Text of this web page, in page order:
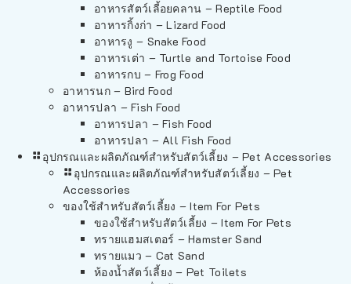
อาหารสัตว์เลี้อยคลาน – Reptile Food
อาหารกิ้งก่า – Lizard Food
อาหารงู – Snake Food
อาหารเต่า – Turtle and Tortoise Food
อาหารกบ – Frog Food
อาหารนก – Bird Food
อาหารปลา – Fish Food
อาหารปลา – Fish Food
อาหารปลา – All Fish Food
อุปกรณและผลิตภัณฑ์สำหรับสัตว์เลี้ยง – Pet Accessories
อุปกรณและผลิตภัณฑ์สำหรับสัตว์เลี้ยง – Pet
Accessories
ของใช้สำหรับสัตว์เลี้ยง – Item For Pets
ของใช้สำหรับสัตว์เลี้ยง – Item For Pets
ทรายแฮมสเตอร์ – Hamster Sand
ทรายแมว – Cat Sand
ห้องน้ำสัตว์เลี้ยง – Pet Toilets